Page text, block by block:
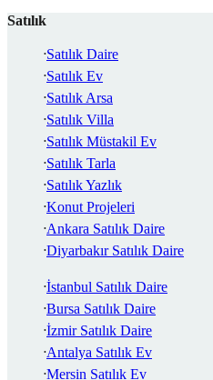
Satılık
Satılık Daire
Satılık Ev
Satılık Arsa
Satılık Villa
Satılık Müstakil Ev
Satılık Tarla
Satılık Yazlık
Konut Projeleri
Ankara Satılık Daire
Diyarbakır Satılık Daire
İstanbul Satılık Daire
Bursa Satılık Daire
İzmir Satılık Daire
Antalya Satılık Ev
Mersin Satılık Ev